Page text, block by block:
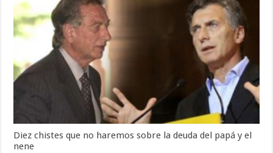
Diez chistes que no haremos sobre la deuda del papá y el
nene